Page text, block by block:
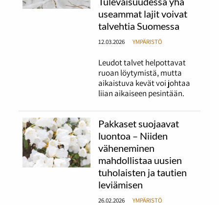
useammat lajit voivat
talvehtia Suomessa
12.03.2026 YMPÄRISTÖ
Leudot talvet helpottavat
ruoan löytymistä, mutta
aikaistuva kevät voi johtaa
liian aikaiseen pesintään.
Pakkaset suojaavat
luontoa – Niiden
väheneminen
mahdollistaa uusien
tuholaisten ja tautien
leviämisen
26.02.2026 YMPÄRISTÖ